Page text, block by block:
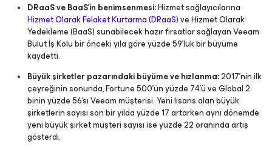
DRaaS ve BaaS’in benimsenmesi:Hizmet sağlayıcılarına
Hizmet Olarak Felaket Kurtarma (DRaaS)ve Hizmet Olarak
Yedekleme (BaaS) sunabilecek hazır fırsatlar sağlayan Veeam
Bulut İş Kolu bir önceki yıla göre yüzde 59’luk bir büyüme
kaydetti.
Büyük şirketler pazarındaki büyüme ve hızlanma:2017’nin ilk
çeyreğinin sonunda, Fortune 500’ün yüzde 74’ü ve Global 2
binin yüzde 56’sı Veeam müşterisi. Yeni lisans alan büyük
şirketlerin sayısı son bir yılda yüzde 17 artarken aynı dönemde
yeni büyük şirket müşteri sayısı ise yüzde 22 oranında artış
gösterdi.